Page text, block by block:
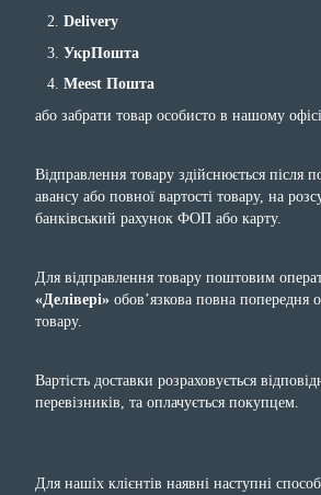
Delivery
УкрПошта
Meest Пошта
або забрати товар особисто в нашому
Відправлення товару здійснюється після
авансу або повної вартості товару, на
банківський рахунок ФОП або карту.
Для відправлення товару поштовим
«Делівері» обов’язкова повна попередня
товару.
Вартість доставки розраховується
перевізників, та оплачується покупцем.
Для нашіх клієнтів наявні наступні